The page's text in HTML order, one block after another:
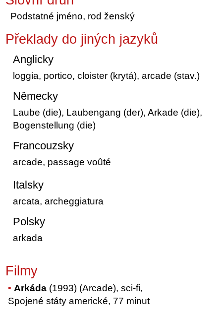
Podstatné jméno, rod ženský
Překlady do jiných jazyků
Anglicky
loggia, portico, cloister (krytá), arcade (stav.)
Německy
Laube (die), Laubengang (der), Arkade (die),
Bogenstellung (die)
Francouzsky
arcade, passage voûté
Italsky
arcata, archeggiatura
Polsky
arkada
Filmy
Arkáda (1993) (Arcade), sci-fi,
Spojené státy americké, 77 minut